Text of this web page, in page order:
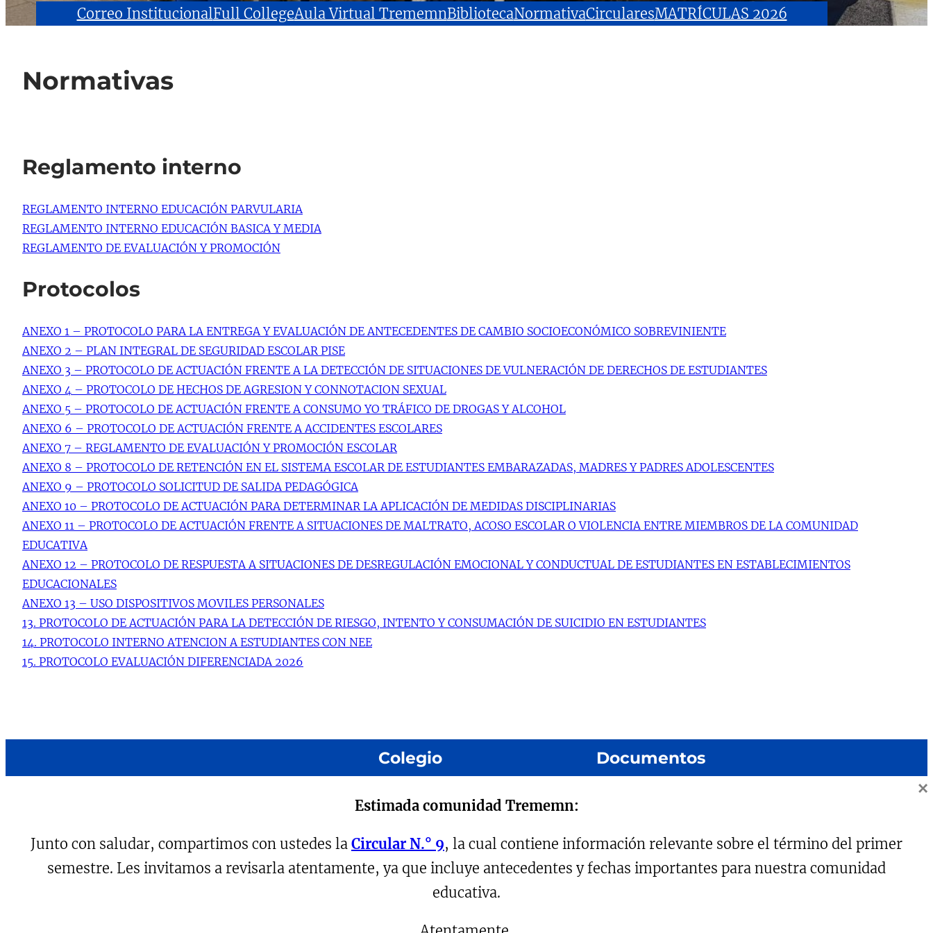
Correo InstitucionalFull CollegeAula Virtual TrememnBibliotecaNormativaCircularesMATRÍCULAS 2026
Normativas
Reglamento interno
REGLAMENTO INTERNO EDUCACIÓN PARVULARIA
REGLAMENTO INTERNO EDUCACIÓN BASICA Y MEDIA
REGLAMENTO DE EVALUACIÓN Y PROMOCIÓN
Protocolos
ANEXO 1 – PROTOCOLO PARA LA ENTREGA Y EVALUACIÓN DE ANTECEDENTES DE CAMBIO SOCIOECONÓMICO SOBREVINIENTE
ANEXO 2 – PLAN INTEGRAL DE SEGURIDAD ESCOLAR PISE
ANEXO 3 – PROTOCOLO DE ACTUACIÓN FRENTE A LA DETECCIÓN DE SITUACIONES DE VULNERACIÓN DE DERECHOS DE ESTUDIANTES
ANEXO 4 – PROTOCOLO DE HECHOS DE AGRESION Y CONNOTACION SEXUAL
ANEXO 5 – PROTOCOLO DE ACTUACIÓN FRENTE A CONSUMO YO TRÁFICO DE DROGAS Y ALCOHOL
ANEXO 6 – PROTOCOLO DE ACTUACIÓN FRENTE A ACCIDENTES ESCOLARES
ANEXO 7 – REGLAMENTO DE EVALUACIÓN Y PROMOCIÓN ESCOLAR
ANEXO 8 – PROTOCOLO DE RETENCIÓN EN EL SISTEMA ESCOLAR DE ESTUDIANTES EMBARAZADAS, MADRES Y PADRES ADOLESCENTES
ANEXO 9 – PROTOCOLO SOLICITUD DE SALIDA PEDAGÓGICA
ANEXO 10 – PROTOCOLO DE ACTUACIÓN PARA DETERMINAR LA APLICACIÓN DE MEDIDAS DISCIPLINARIAS
ANEXO 11 – PROTOCOLO DE ACTUACIÓN FRENTE A SITUACIONES DE MALTRATO, ACOSO ESCOLAR O VIOLENCIA ENTRE MIEMBROS DE LA COMUNIDAD
EDUCATIVA
ANEXO 12 – PROTOCOLO DE RESPUESTA A SITUACIONES DE DESREGULACIÓN EMOCIONAL Y CONDUCTUAL DE ESTUDIANTES EN ESTABLECIMIENTOS
EDUCACIONALES
ANEXO 13 – USO DISPOSITIVOS MOVILES PERSONALES
13. PROTOCOLO DE ACTUACIÓN PARA LA DETECCIÓN DE RIESGO, INTENTO Y CONSUMACIÓN DE SUICIDIO EN ESTUDIANTES
14. PROTOCOLO INTERNO ATENCION A ESTUDIANTES CON NEE
15. PROTOCOLO EVALUACIÓN DIFERENCIADA 2026
Colegio
Nuestros valores
Centro de padres y apoderados
Centro de alumnos
Documentos
Colegio Intercultural Trememn
Libertador Bernardo O´Higgins 431, Maipú
Estimada comunidad Trememn:
Junto con saludar, compartimos con ustedes la Circular N.° 9, la cual contiene información relevante sobre el término del primer
semestre. Les invitamos a revisarla atentamente, ya que incluye antecedentes y fechas importantes para nuestra comunidad
educativa.
×